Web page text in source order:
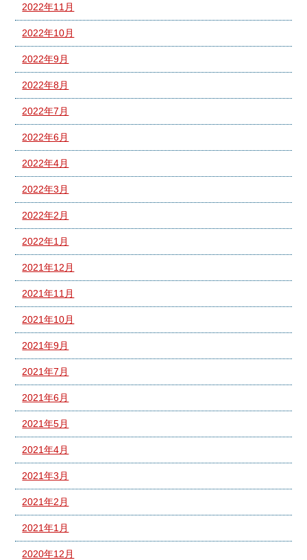
2022年11月
2022年10月
2022年9月
2022年8月
2022年7月
2022年6月
2022年4月
2022年3月
2022年2月
2022年1月
2021年12月
2021年11月
2021年10月
2021年9月
2021年7月
2021年6月
2021年5月
2021年4月
2021年3月
2021年2月
2021年1月
2020年12月